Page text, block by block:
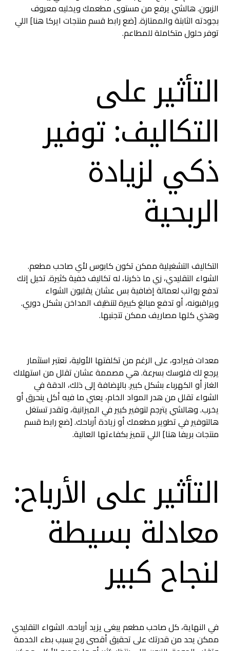
الزبون. هالشي يرفع من مستوى مطعمك ويخليه معروف
بجودته الثابتة والممتازة. [ضع رابط قسم منتجات ايركا هنا] اللي
توفر حلول متكاملة للمطاعم.
التأثير على
التكاليف: توفير
ذكي لزيادة
الربحية
التكاليف التشغيلية ممكن تكون كابوس لأي صاحب مطعم.
الشواء التقليدي، زي ما ذكرنا، له تكاليف خفية كثيرة. تخيل إنك
تدفع رواتب لعمالة إضافية بس عشان يقلبون الشواء
ويراقبونه، أو تدفع مبالغ كبيرة لتنظيف المداخن بشكل دوري.
وهذي كلها مصاريف ممكن تتجنبها.
معدات فيرادو، على الرغم من تكلفتها الأولية، تعتبر استثمار
يرجع لك فلوسك بسرعة. هي مصممة عشان تقلل من استهلاك
الغاز أو الكهرباء بشكل كبير. بالإضافة إلى ذلك، الدقة في
الشواء تقلل من هدر المواد الخام، يعني ما فيه أكل ينحرق أو
يخرب. وهالشي يترجم لتوفير كبير في الميزانية، وتقدر تستغل
هالتوفير في تطوير مطعمك أو زيادة أرباحك. [ضع رابط قسم
منتجات بريفا هنا] اللي تتميز بكفاءتها العالية.
التأثير على الأرباح:
معادلة بسيطة
لنجاح كبير
في النهاية، كل صاحب مطعم يبغى يزيد أرباحه. الشواء التقليدي
ممكن يحد من قدرتك على تحقيق أقصى ربح بسبب بطء الخدمة